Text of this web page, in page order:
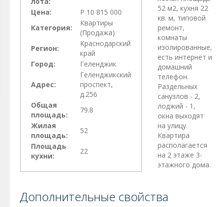
Цена:
Р 10 815 000
Категория:
Квартиры
(Продажа)
Регион:
Краснодарский
край
Город:
Геленджик
Адрес:
Геленджикский
проспект,
д.256
Общая
площадь:
79.8
Жилая
площадь:
52
Площадь
кухни:
22
52 м2, кухня 22
кв. м, типовой
ремонт,
комнаты
изолированные,
есть интернет и
домашний
телефон.
Раздельных
санузлов - 2,
лоджий - 1,
окна выходят
на улицу.
Квартира
располагается
на 2 этаже 3-
этажного дома.
Дополнительные свойства